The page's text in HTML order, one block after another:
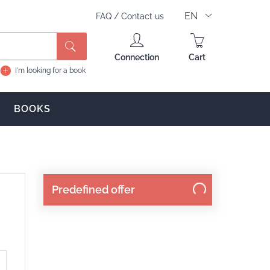
FAQ / Contact us EN
I'm looking for a book
Connection Cart
BOOKS
Predefined offer